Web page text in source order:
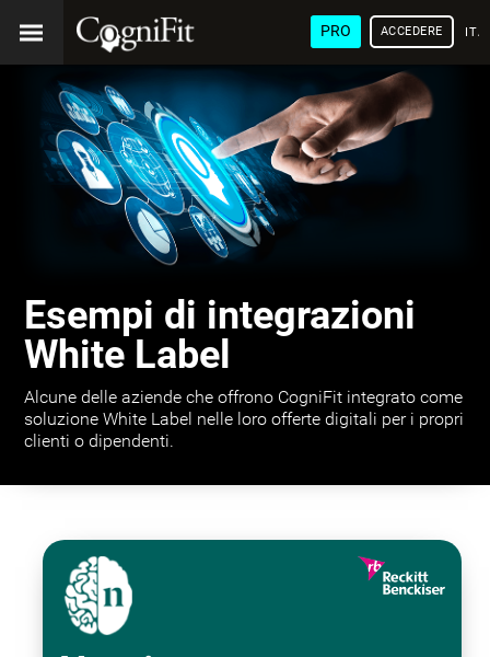
PRO ACCEDERE
Esempi di integrazioni
White Label
Alcune delle aziende che offrono CogniFit integrato come
soluzione White Label nelle loro offerte digitali per i propri
clienti o dipendenti.